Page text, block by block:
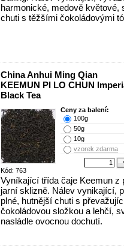
harmonické, medově květové,
chuti s těžšími čokoládovými
China Anhui Ming Qian
KEEMUN PI LO CHUN
Black Tea
Kód: 763
Ceny za balení:
100g
50g
10g
vzorek zdarma
Vyníkající třída čaje Keemun z
jarní sklizně. Nálev vynikající,
plné, hutnější chuti s
čokoládovou složkou a lehčí,
nasládle ovocnou dochutí.